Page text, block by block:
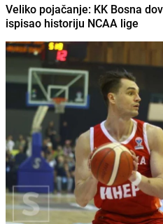
Veliko pojačanje: KK Bosna
ispisao historiju NCAA lige